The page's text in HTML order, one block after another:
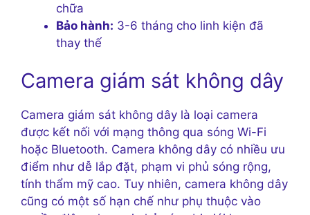
chữa
Bảo hành: 3-6 tháng cho linh kiện đã
thay thế
Camera giám sát không dây
Camera giám sát không dây là loại camera
được kết nối với mạng thông qua sóng Wi-Fi
hoặc Bluetooth. Camera không dây có nhiều ưu
điểm như dễ lắp đặt, phạm vi phủ sóng rộng,
tính thẩm mỹ cao. Tuy nhiên, camera không dây
cũng có một số hạn chế như phụ thuộc vào